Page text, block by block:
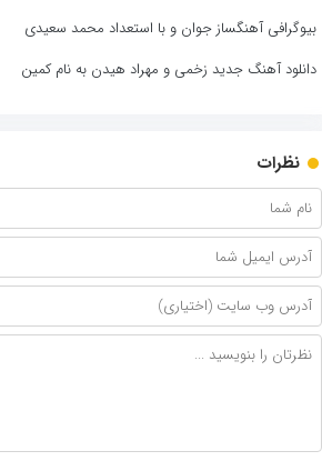
بیوگرافی آهنگساز جوان و با استعداد محمد سعیدی
دانلود آهنگ جدید زخمی و مهراد هیدن به نام کمین
نظرات